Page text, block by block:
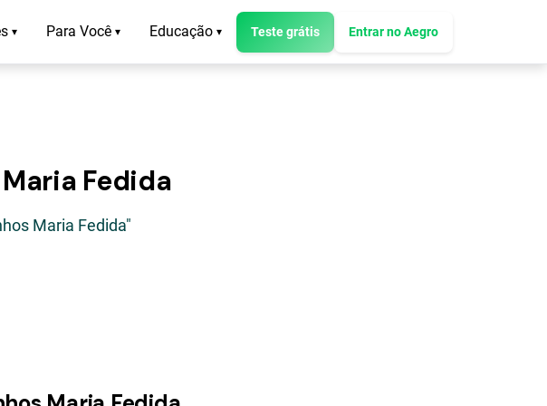
▾ Para Você ▾ Educação ▾ Teste grátis Entrar no Aegro
Fedida
Maria Fedida"